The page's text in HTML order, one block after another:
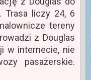
Trasa liczy 24, 6
tereny
z Douglas
w internecie, nie
pasażerskie.